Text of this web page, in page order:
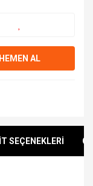
HEMEN AL
SEÇENEKLERİ